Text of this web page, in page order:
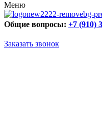
Меню
Общие вопросы: +7 (910)
Заказать звонок